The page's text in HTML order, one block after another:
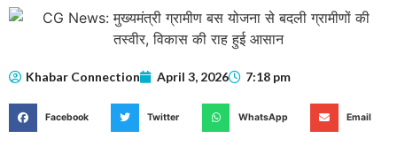
Khabar Connection April 3, 2026 7:18 pm
Facebook Twitter WhatsApp Email